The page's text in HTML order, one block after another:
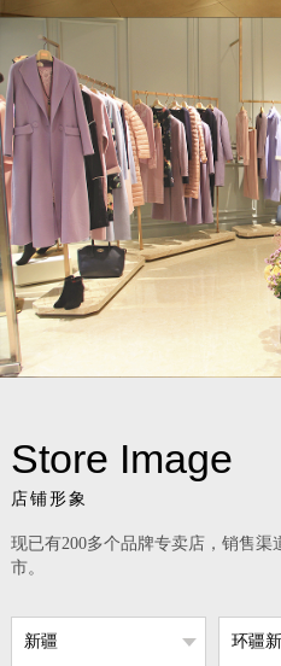
Store Image
店铺形象
现已有200多个品牌专卖店，销售
市。
新疆 环疆